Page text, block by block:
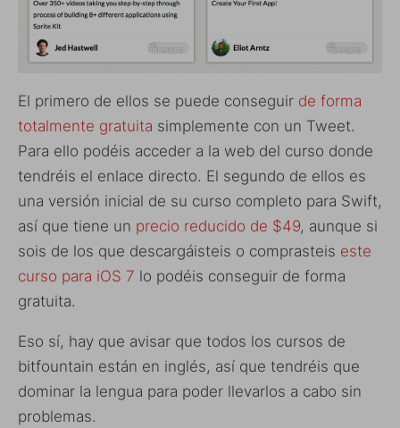
El primero de ellos se puede conseguir de forma
totalmente gratuita simplemente con un Tweet.
Para ello podéis acceder a la web del curso donde
tendréis el enlace directo. El segundo de ellos es
una versión inicial de su curso completo para Swift,
así que tiene un precio reducido de $49, aunque si
sois de los que descargáisteis o comprasteis este
curso para iOS 7 lo podéis conseguir de forma
gratuita.
Eso sí, hay que avisar que todos los cursos de
bitfountain están en inglés, así que tendréis que
dominar la lengua para poder llevarlos a cabo sin
problemas.